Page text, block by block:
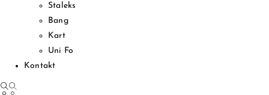
Staleks
Bang
Kart
Uni Fo
Kontakt